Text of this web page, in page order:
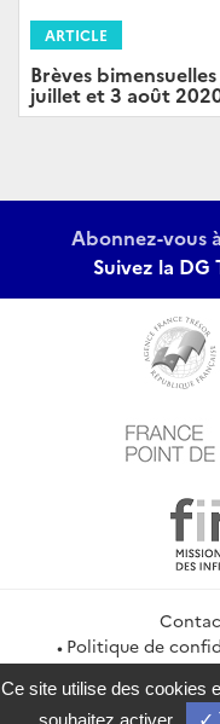
ARTICLE
Brèves
juillet et 3 août
Abonnez-vous
Suivez la DG
Politique de
Gestion
service-public.gouv.fr
Ce site utilise des cookies
souhaitez activer